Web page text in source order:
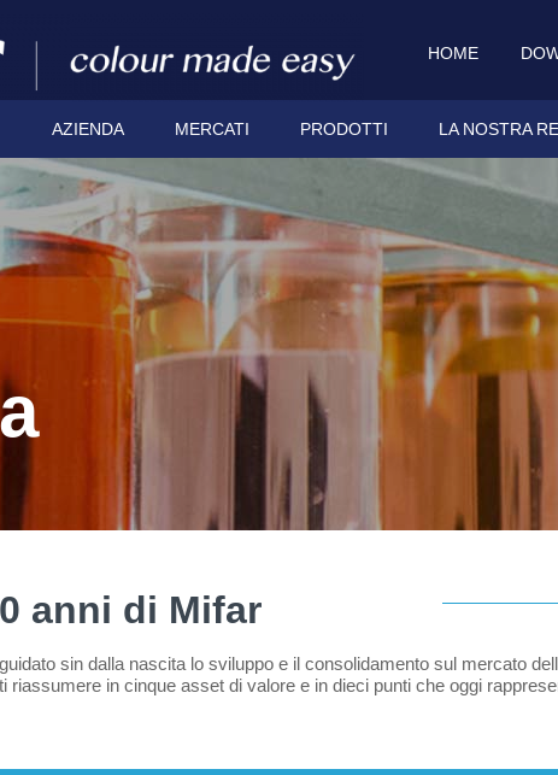
HOME
AZIENDA MERCATI PRODOTTI LA NOSTRA
anni di Mifar
sin dalla nascita lo sviluppo e il consolidamento sul mercato
riassumere in cinque asset di valore e in dieci punti che oggi